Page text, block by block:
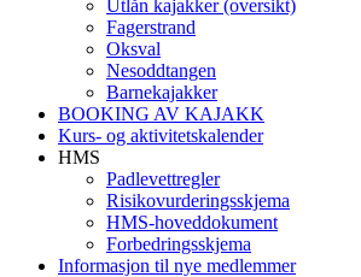
Utlån kajakker (oversikt)
Fagerstrand
Oksval
Nesoddtangen
Barnekajakker
BOOKING AV KAJAKK
Kurs- og aktivitetskalender
HMS
Padlevettregler
Risikovurderingsskjema
HMS-hoveddokument
Forbedringsskjema
Informasjon til nye medlemmer